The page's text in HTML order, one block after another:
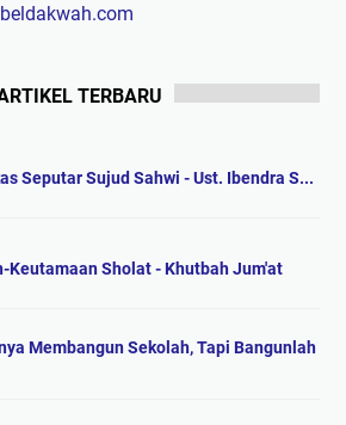
TERBARU
Seputar Sujud Sahwi - Ust. Ibendra S...
Keutamaan Sholat - Khutbah Jum'at
Membangun Sekolah, Tapi Bangunlah